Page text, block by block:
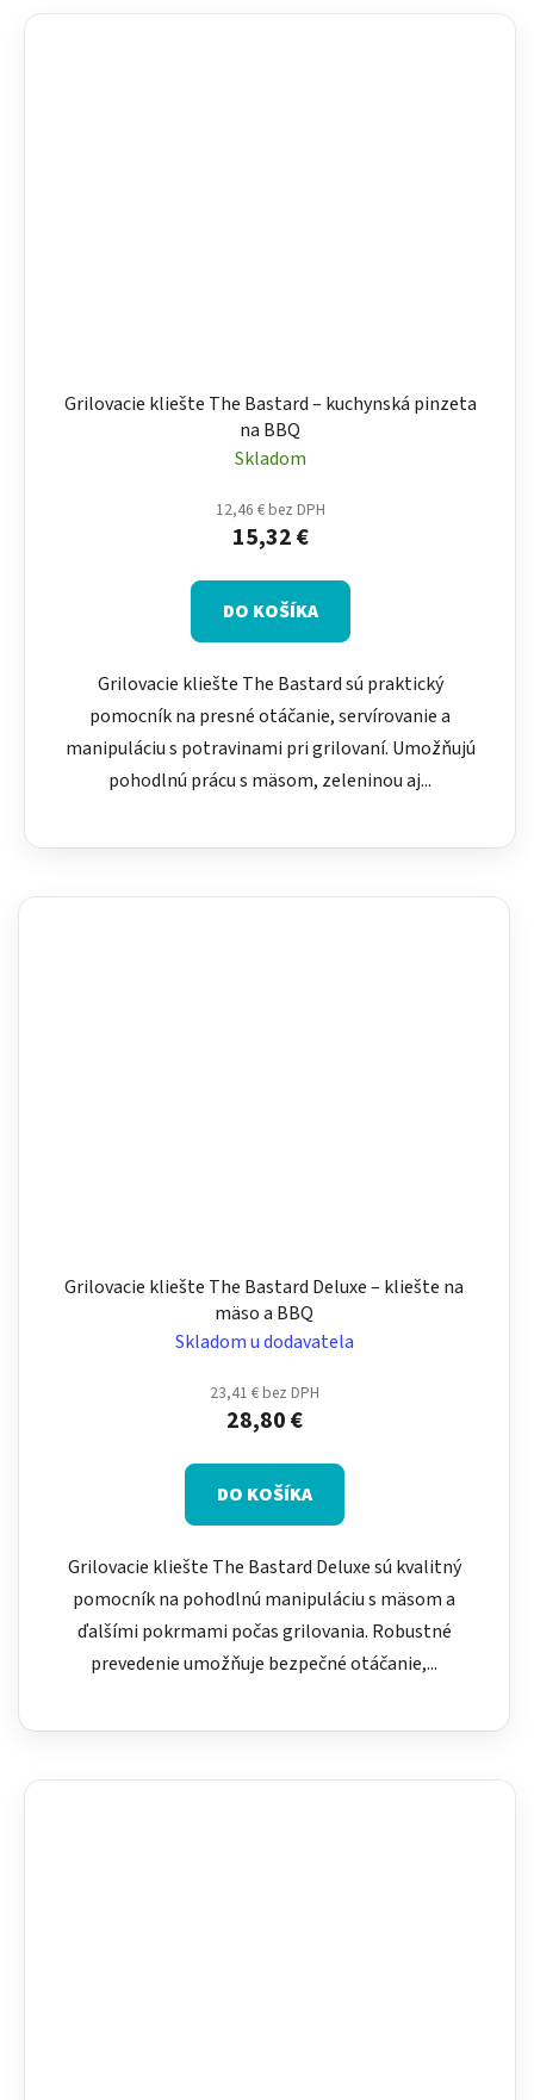
Grilovacie kliešte The Bastard – kuchynská pinzeta
na BBQ
Skladom
12,46 € bez DPH
15,32 €
DO KOŠÍKA
Grilovacie kliešte The Bastard sú praktický
pomocník na presné otáčanie, servírovanie a
manipuláciu s potravinami pri grilovaní. Umožňujú
pohodlnú prácu s mäsom, zeleninou aj...
Grilovacie kliešte The Bastard Deluxe – kliešte na
mäso a BBQ
Skladom u dodavatela
23,41 € bez DPH
28,80 €
DO KOŠÍKA
Grilovacie kliešte The Bastard Deluxe sú kvalitný
pomocník na pohodlnú manipuláciu s mäsom a
ďalšími pokrmami počas grilovania. Robustné
prevedenie umožňuje bezpečné otáčanie,...